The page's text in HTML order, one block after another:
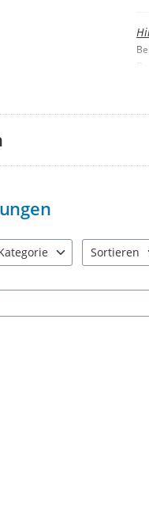
Sortieren
und Kommentaren